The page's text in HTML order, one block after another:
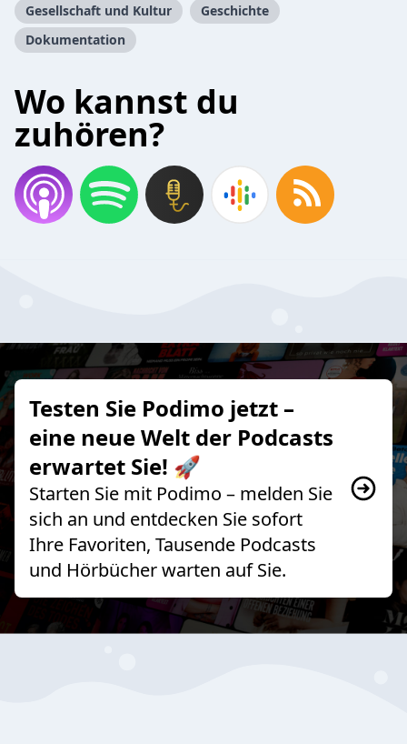
Gesellschaft und Kultur
Geschichte
Dokumentation
Wo kannst du
zuhören?
Testen Sie Podimo jetzt –
eine neue Welt der Podcasts
erwartet Sie! 🚀
Starten Sie mit Podimo – melden Sie
sich an und entdecken Sie sofort
Ihre Favoriten, Tausende Podcasts
und Hörbücher warten auf Sie.